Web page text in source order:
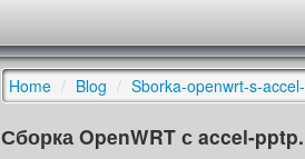
Home / Blog / Sborka-openwrt-s-
Сборка OpenWRT с accel-pptp.